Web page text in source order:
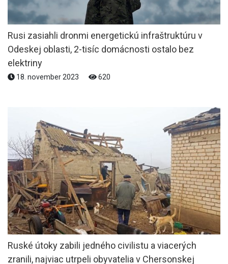
Rusi zasiahli dronmi energetickú infraštruktúru v
Odeskej oblasti, 2-tisíc domácnosti ostalo bez
elektriny
18. november 2023 620
Ruské útoky zabili jedného civilistu a viacerých
zranili, najviac utrpeli obyvatelia v Chersonskej